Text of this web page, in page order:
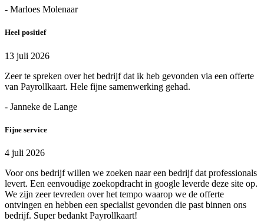
- Marloes Molenaar
Heel positief
13 juli 2026
Zeer te spreken over het bedrijf dat ik heb gevonden via een offerte
van Payrollkaart. Hele fijne samenwerking gehad.
- Janneke de Lange
Fijne service
4 juli 2026
Voor ons bedrijf willen we zoeken naar een bedrijf dat professionals
levert. Een eenvoudige zoekopdracht in google leverde deze site op.
We zijn zeer tevreden over het tempo waarop we de offerte
ontvingen en hebben een specialist gevonden die past binnen ons
bedrijf. Super bedankt Payrollkaart!